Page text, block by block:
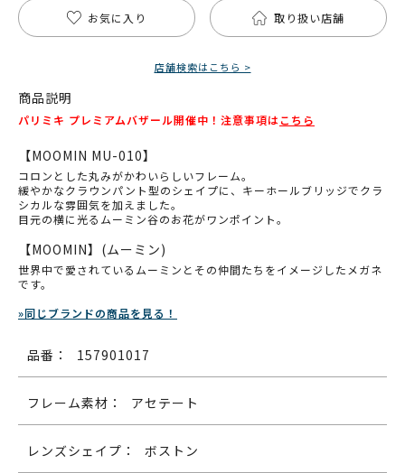
お気に入り 取り扱い店舗
店舗検索はこちら >
商品説明
パリミキ プレミアムバザール開催中！注意事項はこちら
【MOOMIN MU-010】
コロンとした丸みがかわいらしいフレーム。
緩やかなクラウンパント型のシェイプに、キーホールブリッジでクラ
シカルな雰囲気を加えました。
目元の横に光るムーミン谷のお花がワンポイント。
【MOOMIN】(ムーミン)
世界中で愛されているムーミンとその仲間たちをイメージしたメガネ
です。
»同じブランドの商品を見る！
品番： 157901017
フレーム素材： アセテート
レンズシェイプ： ボストン